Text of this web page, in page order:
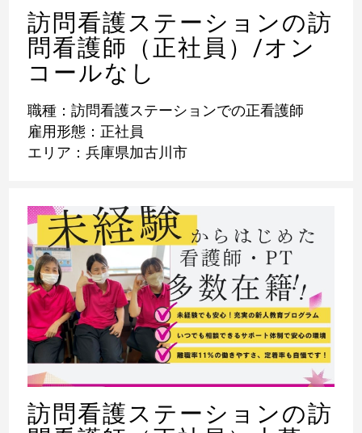
訪問看護ステーションの訪
問看護師（正社員）/オン
コールなし
職種：訪問看護ステーションでの正看護師
雇用形態：正社員
エリア：兵庫県加古川市
訪問看護ステーションの訪